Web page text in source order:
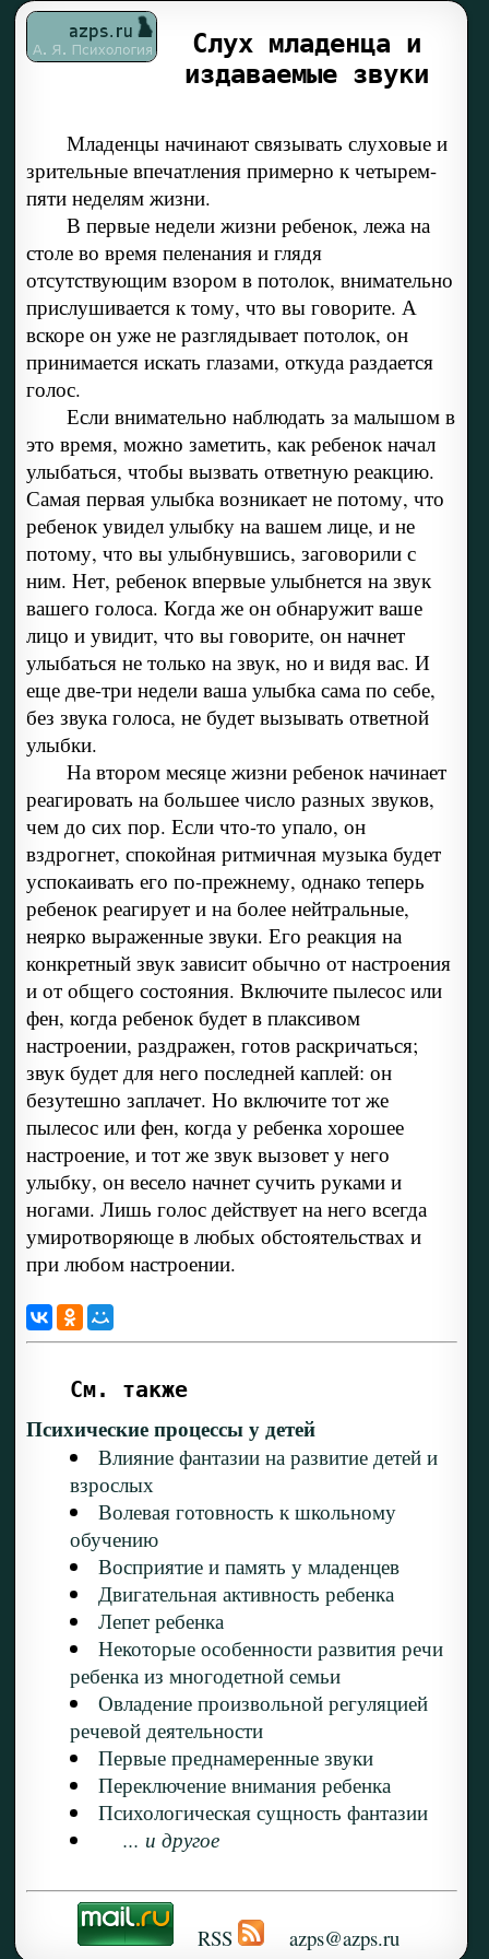
Слух младенца и
издаваемые звуки
Младенцы начинают связывать слуховые и
зрительные впечатления примерно к четырем-
пяти неделям жизни.
В первые недели жизни ребенок, лежа на
столе во время пеленания и глядя
отсутствующим взором в потолок, внимательно
прислушивается к тому, что вы говорите. А
вскоре он уже не разглядывает потолок, он
принимается искать глазами, откуда раздается
голос.
Если внимательно наблюдать за малышом в
это время, можно заметить, как ребенок начал
улыбаться, чтобы вызвать ответную реакцию.
Самая первая улыбка возникает не потому, что
ребенок увидел улыбку на вашем лице, и не
потому, что вы улыбнувшись, заговорили с
ним. Нет, ребенок впервые улыбнется на звук
вашего голоса. Когда же он обнаружит ваше
лицо и увидит, что вы говорите, он начнет
улыбаться не только на звук, но и видя вас. И
еще две-три недели ваша улыбка сама по себе,
без звука голоса, не будет вызывать ответной
улыбки.
На втором месяце жизни ребенок начинает
реагировать на большее число разных звуков,
чем до сих пор. Если что-то упало, он
вздрогнет, спокойная ритмичная музыка будет
успокаивать его по-прежнему, однако теперь
ребенок реагирует и на более нейтральные,
неярко выраженные звуки. Его реакция на
конкретный звук зависит обычно от настроения
и от общего состояния. Включите пылесос или
фен, когда ребенок будет в плаксивом
настроении, раздражен, готов раскричаться;
звук будет для него последней каплей: он
безутешно заплачет. Но включите тот же
пылесос или фен, когда у ребенка хорошее
настроение, и тот же звук вызовет у него
улыбку, он весело начнет сучить руками и
ногами. Лишь голос действует на него всегда
умиротворяюще в любых обстоятельствах и
при любом настроении.
См. также
Психические процессы у детей
Влияние фантазии на развитие детей и
взрослых
Волевая готовность к школьному
обучению
Восприятие и память у младенцев
Двигательная активность ребенка
Лепет ребенка
Некоторые особенности развития речи
ребенка из многодетной семьи
Овладение произвольной регуляцией
речевой деятельности
Первые преднамеренные звуки
Переключение внимания ребенка
Психологическая сущность фантазии
... и другое
RSS azps@azps.ru